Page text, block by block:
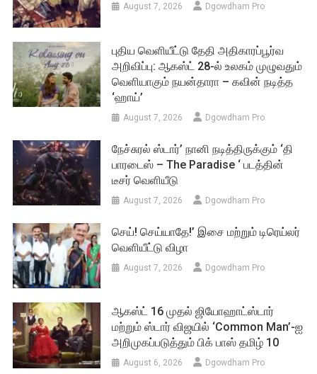
August 7, 2026 Dgowdham Pro
புதிய வெளியீட்டு தேதி அதிகாரப்பூர்வ
அறிவிப்பு: ஆகஸ்ட் 28-ல் உலகம் முழுவதும்
வெளியாகும் நயன்தாரா – கவின் நடித்த
‘ஹாய்’
August 7, 2026 Dgowdham Pro
நேச்சுரல் ஸ்டார்’ நானி நடித்திருக்கும் ‘தி
பாரடைஸ் – The Paradise ‘ படத்தின்
டீசர் வெளியீடு
August 7, 2026 Dgowdham Pro
செய்! செய்யாதே!’ இசை மற்றும் டிரெய்லர்
வெளியீட்டு விழா
August 7, 2026 Dgowdham Pro
ஆகஸ்ட் 16 முதல் ஜியோஹாட்ஸ்டார்
மற்றும் ஸ்டார் விஜயில் ‘Common Man’-ஐ
அறிமுகப்படுத்தும் பிக் பாஸ் தமிழ் 10
August 6, 2026 Dgowdham Pro